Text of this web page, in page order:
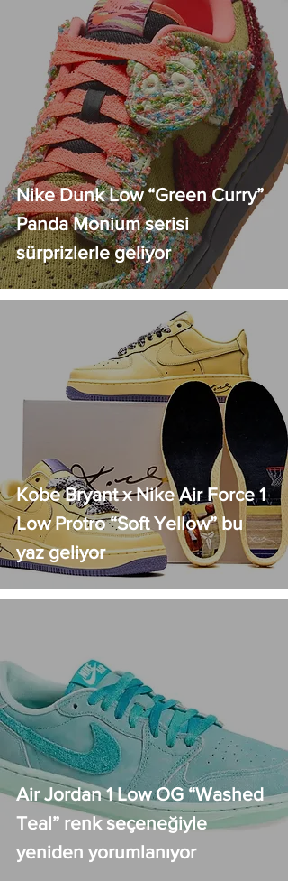
Nike Dunk Low “Green Curry”
Panda Monium serisi
sürprizlerle geliyor
Kobe Bryant x Nike Air Force 1
Low Protro “Soft Yellow” bu
yaz geliyor
Air Jordan 1 Low OG “Washed
Teal” renk seçeneğiyle
yeniden yorumlanıyor